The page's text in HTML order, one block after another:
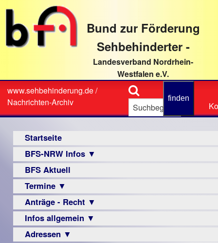
direkt
Textinhalt
Bund zur Förderung
Sehbehinderter -
Landesverband Nordrhein-
Westfalen e.V.
Sie
sind
www.sehbehinderung.de/
Nachrichten-Archiv
Suche
Startseite
BFS-NRW Infos ▼
Über
uns
Infomaterial
▼
Visus
Zeitschrift
Berichte
▼
BFS Aktuell
Termine ▼
Veranstaltungsprogramme
Anträge - Recht ▼
Archiv
Urteile
Infos allgemein ▼
Sehbehinderung
Adressen ▼